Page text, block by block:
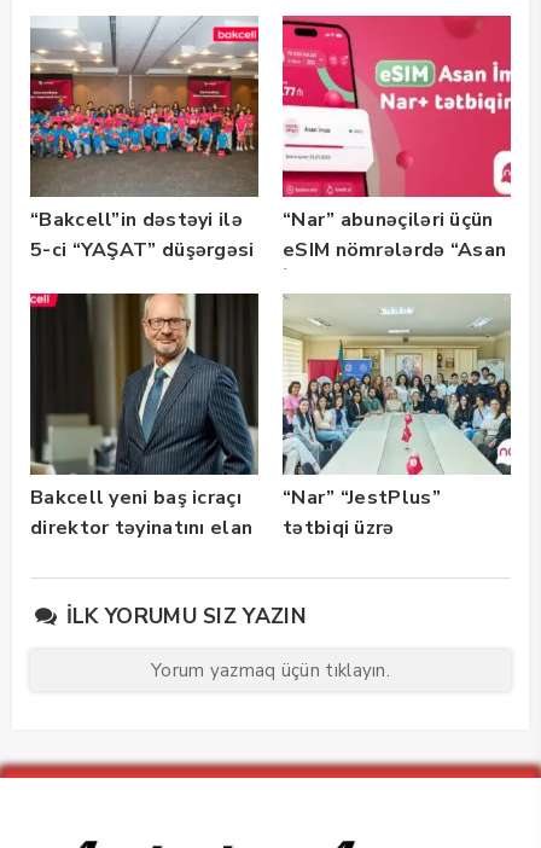
Bootcamp” başladı
“Bakcell”in dəstəyi ilə
5-ci “YAŞAT” düşərgəsi
“Nar” abunəçiləri üçün
eSIM nömrələrdə “Asan
istifadəyə verildi
Bakcell yeni baş icraçı
direktor təyinatını elan
“Nar” “JestPlus”
tətbiqi üzrə
İLK YORUMU SIZ YAZIN
Yorum yazmaq üçün tıklayın.